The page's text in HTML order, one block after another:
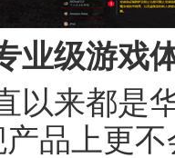
业级游戏
以来都是
品上更